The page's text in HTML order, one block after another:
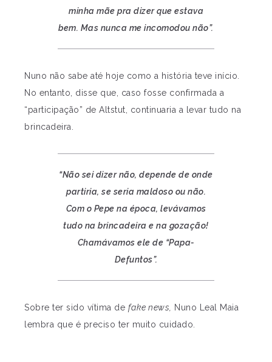
minha mãe pra dizer que estava
bem. Mas nunca me incomodou não”.
Nuno não sabe até hoje como a história teve início.
No entanto, disse que, caso fosse confirmada a
“participação” de Altstut, continuaria a levar tudo na
brincadeira.
“Não sei dizer não, depende de onde
partiria, se seria maldoso ou não.
Com o Pepe na época, levávamos
tudo na brincadeira e na gozação!
Chamávamos ele de “Papa-
Defuntos”.
Sobre ter sido vítima de fake news, Nuno Leal Maia
lembra que é preciso ter muito cuidado.